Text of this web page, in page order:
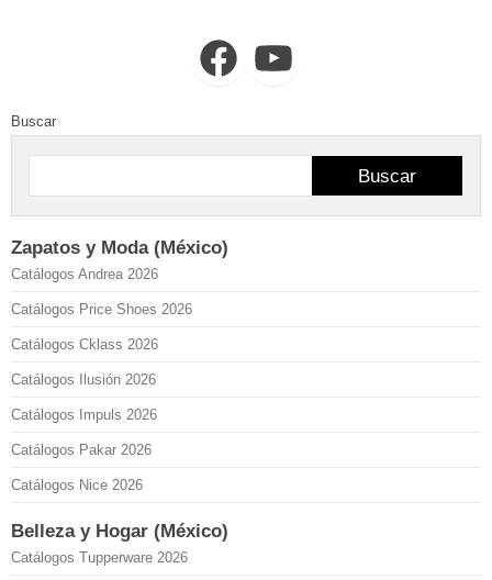
FacebookYouTube
Buscar
Buscar
Zapatos y Moda (México)
Catálogos Andrea 2026
Catálogos Price Shoes 2026
Catálogos Cklass 2026
Catálogos Ilusión 2026
Catálogos Impuls 2026
Catálogos Pakar 2026
Catálogos Nice 2026
Belleza y Hogar (México)
Catálogos Tupperware 2026